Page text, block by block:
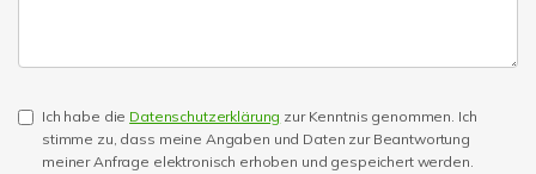
Ich habe die Datenschutzerklärung zur Kenntnis genommen. Ich
stimme zu, dass meine Angaben und Daten zur Beantwortung
meiner Anfrage elektronisch erhoben und gespeichert werden.